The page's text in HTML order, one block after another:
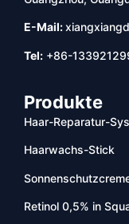
E-Mail:
Tel: +86-
Produkte
Haar-Reparatur-
Haarwachs-Stick
Retinol 0,5% in